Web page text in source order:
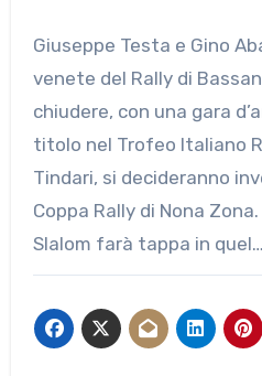
Giuseppe Testa e Gino Abatecola, sulle strade
venete del Rally di
chiudere, con una gara
titolo nel Trofeo Italiano
Tindari, si decideranno
Coppa Rally di Nona
Slalom farà tappa in quel…